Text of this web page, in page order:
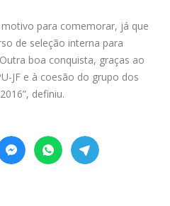
para comemorar, já que
de seleção interna para
boa conquista, graças ao
JF e à coesão do grupo dos
definiu.